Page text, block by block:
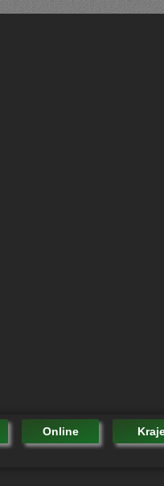
Online